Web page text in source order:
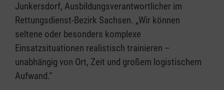
Junkersdorf, Ausbildungsverantwortlicher im
Rettungsdienst-Bezirk Sachsen. „Wir können
seltene oder besonders komplexe
Einsatzsituationen realistisch trainieren –
unabhängig von Ort, Zeit und großem logistischem
Aufwand.“